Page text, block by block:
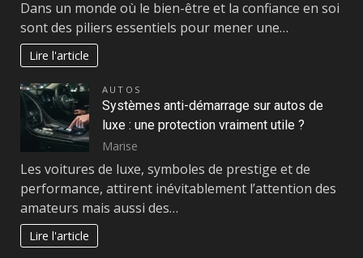
Dans un monde où le bien-être et la confiance en soi
sont des piliers essentiels pour mener une…
Lire l'article
AUTOS
Systèmes anti-démarrage sur autos de
luxe : une protection vraiment utile ?
Marise
Les voitures de luxe, symboles de prestige et de
performance, attirent inévitablement l’attention des
amateurs mais aussi des…
Lire l'article